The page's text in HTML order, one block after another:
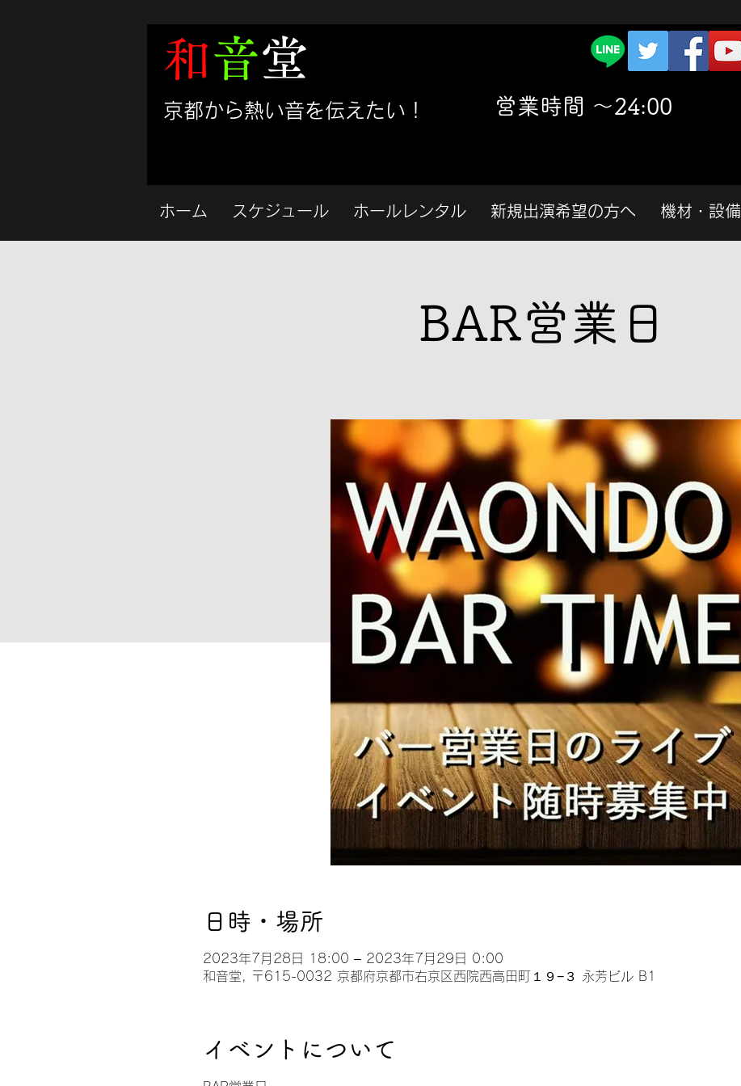
和音堂
​京都から熱い音を伝えたい！ ​営業時間 〜24:00
ホーム スケジュール ホールレンタル 新規出演希望の方へ 機材・設備
BAR営業日
日時・場所
2023年7月28日 18:00 – 2023年7月29日 0:00
和音堂, 〒615-0032 京都府京都市右京区西院西高田町１９−３ 永芳ビル B1
イベントについて